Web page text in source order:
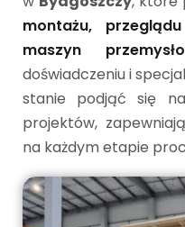
montażu,
maszyn
doświadczeniu i
stanie podjąć się
projektów,
na każdym etapie